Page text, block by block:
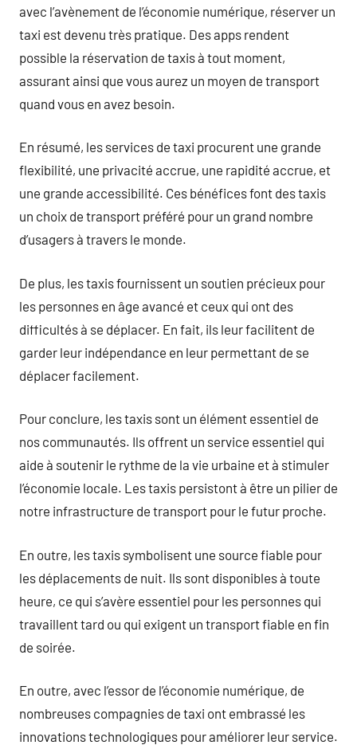
avec l’avènement de l’économie numérique, réserver un
taxi est devenu très pratique. Des apps rendent
possible la réservation de taxis à tout moment,
assurant ainsi que vous aurez un moyen de transport
quand vous en avez besoin.
En résumé, les services de taxi procurent une grande
flexibilité, une privacité accrue, une rapidité accrue, et
une grande accessibilité. Ces bénéfices font des taxis
un choix de transport préféré pour un grand nombre
d’usagers à travers le monde.
De plus, les taxis fournissent un soutien précieux pour
les personnes en âge avancé et ceux qui ont des
difficultés à se déplacer. En fait, ils leur facilitent de
garder leur indépendance en leur permettant de se
déplacer facilement.
Pour conclure, les taxis sont un élément essentiel de
nos communautés. Ils offrent un service essentiel qui
aide à soutenir le rythme de la vie urbaine et à stimuler
l’économie locale. Les taxis persistont à être un pilier de
notre infrastructure de transport pour le futur proche.
En outre, les taxis symbolisent une source fiable pour
les déplacements de nuit. Ils sont disponibles à toute
heure, ce qui s’avère essentiel pour les personnes qui
travaillent tard ou qui exigent un transport fiable en fin
de soirée.
En outre, avec l’essor de l’économie numérique, de
nombreuses compagnies de taxi ont embrassé les
innovations technologiques pour améliorer leur service.